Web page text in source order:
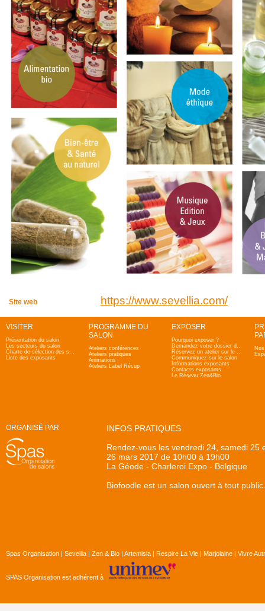
Site web https://www.sevellia.com/
VISITER
Présentation du salon
Les secteurs du salon
Charte de sélection des salons Zen & Bio
Liste des exposants
PROGRAMME DU
SALON
Ateliers conférences
Ateliers pratiques
Animations
Ateliers Label Récup
EXPOSER
Pourquoi exposer ?
Demandez votre dossier d'admission
Réservez un atelier sur le salon
Communiquez sur le salon
Informations exposants
Contacts exposants
Le Réseau Zen&Bio
ORGANISÉ PAR
INFOS PRATIQUES
Rendez-vous les vendredi 24, samedi 25
26 mars 2017 de 10h00 à 19h00
La Géode - Charleroi Expo - Belgique
Biofoodle est un salon ouvert à tout public.
Spas Organisation | Sevellia | Zen & Bio | Artemisia | Respire La Vie | Marjolaine | Vivre
SPAS Organisation est adhérent à